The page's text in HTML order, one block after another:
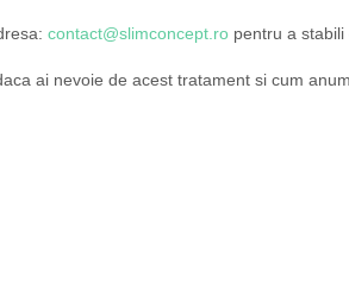
contact@slimconcept.ro pentru a
ai nevoie de acest tratament si cum